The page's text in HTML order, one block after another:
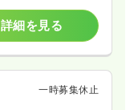
詳細を見る
一時募集休止